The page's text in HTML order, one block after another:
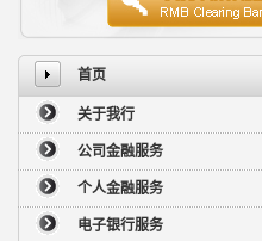
首页
关于我行
公司金融服务
个人金融服务
电子银行服务